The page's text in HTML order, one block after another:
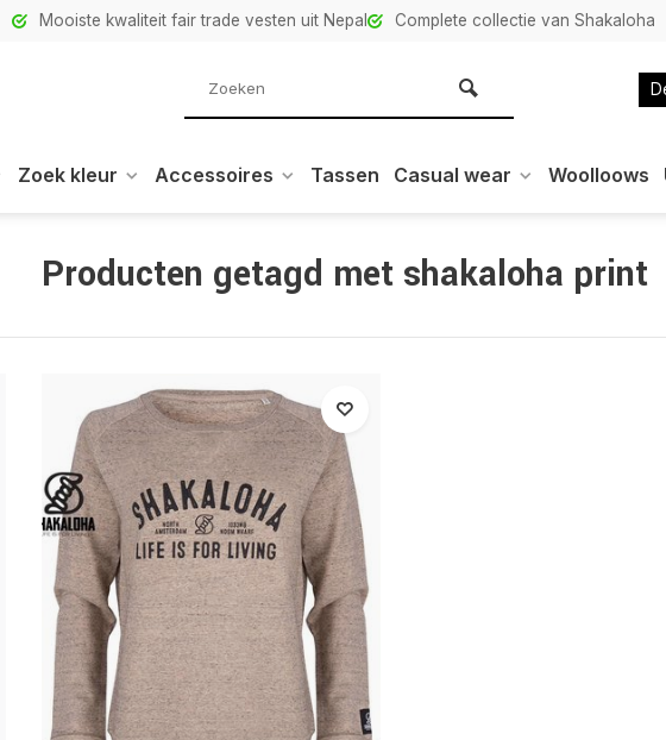
Mooiste kwaliteit fair trade vesten uit Nepal Complete collectie van Shakaloha
Zoek kleur Accessoires Tassen Casual wear Woolloows
Producten getagd met shakaloha print